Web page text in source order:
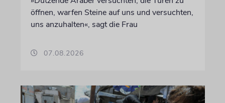
öffnen, warfen Steine auf uns und versuchten,
uns anzuhalten«, sagt die Frau
07.08.2026